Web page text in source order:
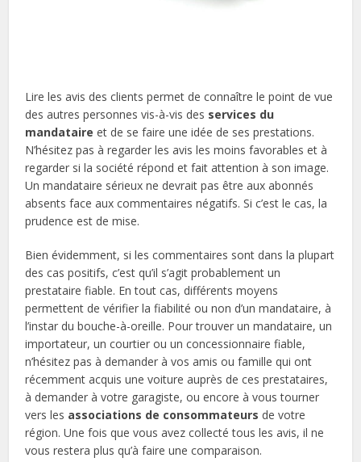
Lire les avis des clients permet de connaître le point de vue
des autres personnes vis-à-vis des services du
mandataire et de se faire une idée de ses prestations.
N’hésitez pas à regarder les avis les moins favorables et à
regarder si la société répond et fait attention à son image.
Un mandataire sérieux ne devrait pas être aux abonnés
absents face aux commentaires négatifs. Si c’est le cas, la
prudence est de mise.
Bien évidemment, si les commentaires sont dans la plupart
des cas positifs, c’est qu’il s’agit probablement un
prestataire fiable. En tout cas, différents moyens
permettent de vérifier la fiabilité ou non d’un mandataire, à
l’instar du bouche-à-oreille. Pour trouver un mandataire, un
importateur, un courtier ou un concessionnaire fiable,
n’hésitez pas à demander à vos amis ou famille qui ont
récemment acquis une voiture auprès de ces prestataires,
à demander à votre garagiste, ou encore à vous tourner
vers les associations de consommateurs de votre
région. Une fois que vous avez collecté tous les avis, il ne
vous restera plus qu’à faire une comparaison.